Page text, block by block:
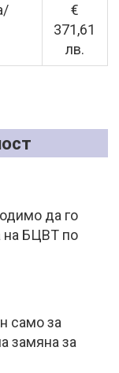
€
371,61
лв.
да го
на БЦВТ по
само за
замяна за